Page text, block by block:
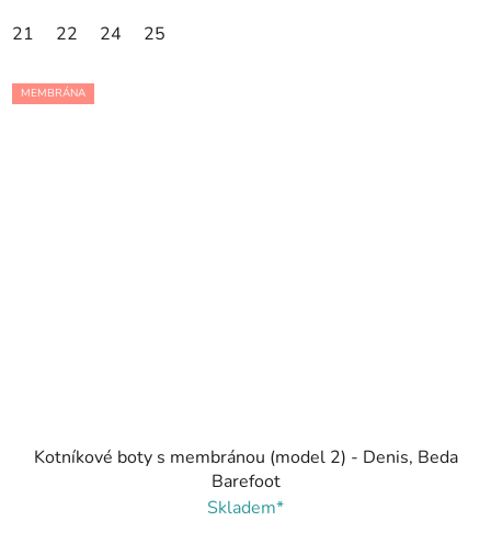
21 22 24 25
MEMBRÁNA
Kotníkové boty s membránou (model 2) - Denis, Beda
Barefoot
Skladem*